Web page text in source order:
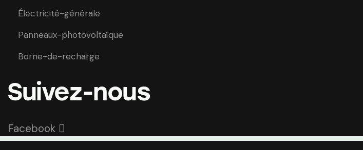
Électricité-générale
Panneaux-photovoltaïque
Borne-de-recharge
Suivez-nous
Facebook